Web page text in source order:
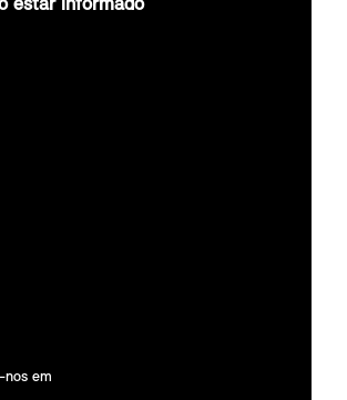
estar informado
nos em